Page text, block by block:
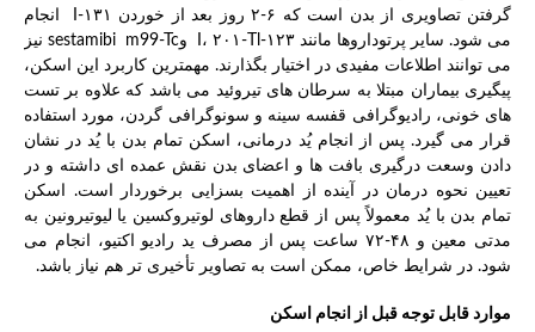
گرفتن تصاویری از بدن است که ۶-۲ روز بعد از خوردن ۱۳۱-I انجام
می شود. سایر پرتوداروها مانند ۱۲۳-I، ۲۰۱-Tl وsestamibi m99-Tc نیز
می توانند اطلاعات مفیدی در اختیار بگذارند. مهمترین کاربرد این اسکن،
پیگیری بیماران مبتلا به سرطان های تیروئید می باشد که علاوه بر تست
های خونی، رادیوگرافی قفسه سینه و سونوگرافی گردن، مورد استفاده
قرار می گیرد. پس از انجام یُد درمانی، اسکن تمام بدن با یُد در نشان
دادن وسعت درگیری بافت ها و اعضای بدن نقش عمده ای داشته و در
تعیین نحوه درمان در آینده از اهمیت بسزایی برخوردار است. اسکن
تمام بدن با یُد معمولاً پس از قطع داروهای لوتیروکسین یا لیوتیرونین به
مدتی معین و ۴۸-۷۲ ساعت پس از مصرف ید رادیو اکتیو، انجام می
شود. در شرایط خاص، ممکن است به تصاویر تأخیری تر هم نیاز باشد.
موارد قابل توجه قبل از انجام اسکن